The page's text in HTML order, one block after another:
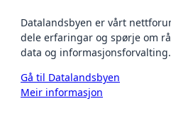
Datalandsbyen er vårt
dele erfaringar og spørje om
data og informasjonsforvalting.
Gå til Datalandsbyen
Meir informasjon